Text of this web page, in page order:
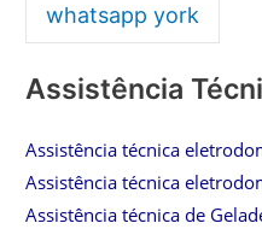
whatsapp york
Assistência
Assistência técnica
Assistência técnica
Assistência técnica de